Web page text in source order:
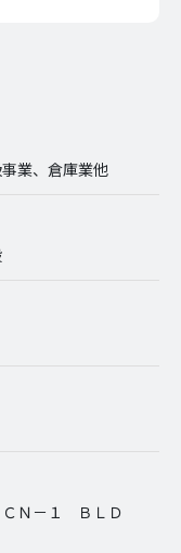
業、倉庫業他
Ｎ－１ ＢＬＤ